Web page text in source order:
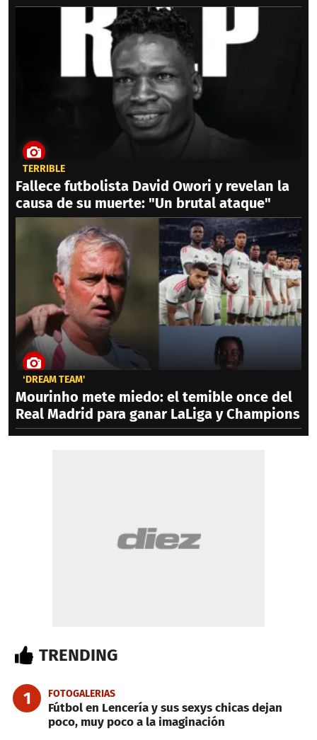
TERRIBLE
Fallece futbolista David Owori y revelan la
causa de su muerte: "Un brutal ataque"
‘DREAM TEAM'
Mourinho mete miedo: el temible once del
Real Madrid para ganar LaLiga y Champions
TRENDING
1 FOTOGALERIAS
Fútbol en Lencería y sus sexys chicas dejan
poco, muy poco a la imaginación